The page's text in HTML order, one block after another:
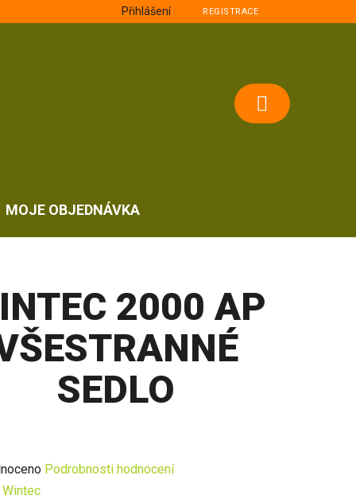
Přihlášení REGISTRACE
NÁKUPNÍ
MOJE OBJEDNÁVKA
2000 AP
SEDLO
Podrobnosti hodnocení
Wintec